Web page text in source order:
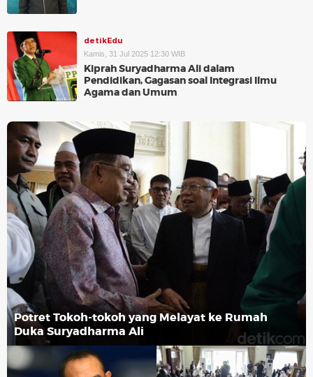
detikEdu
Kamis, 31 Jul 2025 12:30 WIB
Kiprah Suryadharma Ali dalam
Pendidikan, Gagasan soal Integrasi Ilmu
Agama dan Umum
Potret Tokoh-tokoh yang Melayat ke Rumah
Duka Suryadharma Ali